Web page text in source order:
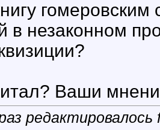
гомеровским
в незаконном
Ваши